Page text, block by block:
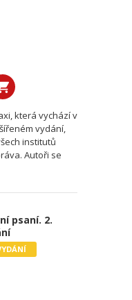
která vychází v
vydání,
institutů
Autoři se
psaní. 2.